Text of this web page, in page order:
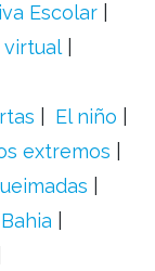
Escolar
El niño
extremos